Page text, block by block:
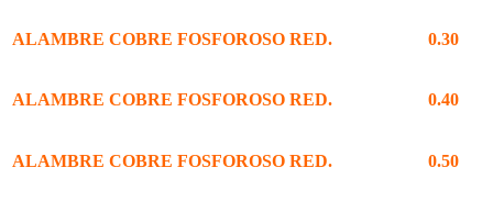
ALAMBRE COBRE FOSFOROSO RED. 0.30
ALAMBRE COBRE FOSFOROSO RED. 0.40
ALAMBRE COBRE FOSFOROSO RED. 0.50